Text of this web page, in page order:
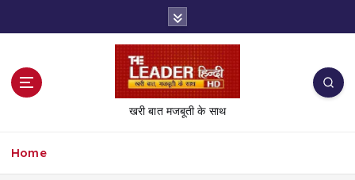
t
खरी बात मजबूती के साथ
Home